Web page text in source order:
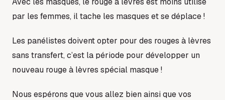
par les femmes, il tache les masques et se déplace !
Les panélistes doivent opter pour des rouges à lèvres
sans transfert, c’est la période pour développer un
nouveau rouge à lèvres spécial masque !
Nous espérons que vous allez bien ainsi que vos